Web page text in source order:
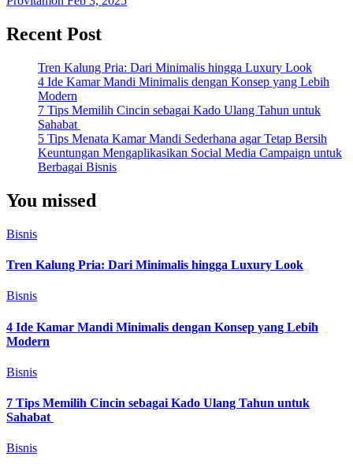
Recent Post
Tren Kalung Pria: Dari Minimalis hingga Luxury Look
4 Ide Kamar Mandi Minimalis dengan Konsep yang Lebih
Modern
7 Tips Memilih Cincin sebagai Kado Ulang Tahun untuk
Sahabat
5 Tips Menata Kamar Mandi Sederhana agar Tetap Bersih
Keuntungan Mengaplikasikan Social Media Campaign untuk
Berbagai Bisnis
You missed
Bisnis
Tren Kalung Pria: Dari Minimalis hingga Luxury Look
Bisnis
4 Ide Kamar Mandi Minimalis dengan Konsep yang Lebih
Modern
Bisnis
7 Tips Memilih Cincin sebagai Kado Ulang Tahun untuk
Sahabat
Bisnis